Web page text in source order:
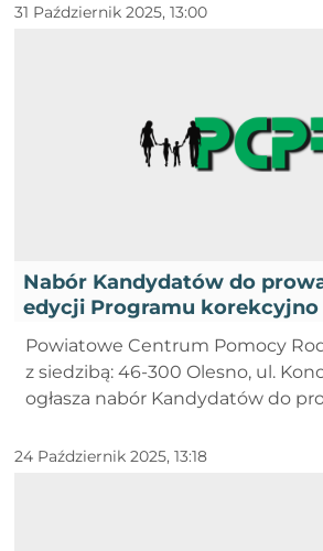
31 Październik 2025, 13:00
Nabór Kandydatów do
edycji Programu korekcyjno
edukacyjnego dla osób
przemoc domową w roku
Powiatowe Centrum Pomocy
z siedzibą: 46-300 Olesno, ul.
ogłasza nabór Kandydatów do
24 Październik 2025, 13:18